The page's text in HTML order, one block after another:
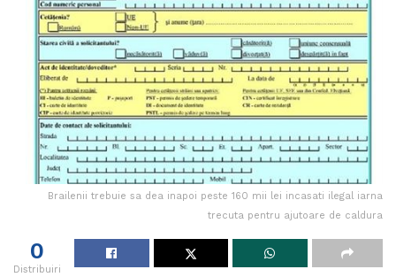
Brailenii trebuie sa dea inapoi peste 160 mii lei incasati ilegal iarna
trecuta pentru ajutoare de caldura
0
Distribuiri